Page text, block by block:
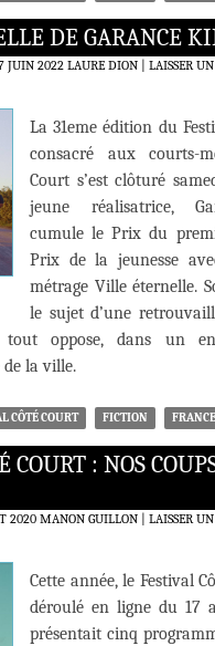
DE GARANCE
JUIN 2022 LAURE DION LAISSER
La 31eme édition du
consacré aux courts-
Court s’est clôturé
jeune réalisatrice,
cumule le Prix du
Prix de la jeunesse
métrage Ville éternelle.
le sujet d’une
tout oppose, dans un
la ville.
CÔTÉ COURT FICTION FRANCE
COURT : NOS
2020 MANON GUILLON LAISSER
Cette année, le Festival
déroulé en ligne du 17
présentait cinq